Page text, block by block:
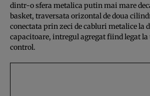
dintr-o sfera metalica putin mai mare
basket, traversata orizontal de doua
conectata prin zeci de cabluri metalice la
capacitoare, intregul agregat fiind legat la
control.